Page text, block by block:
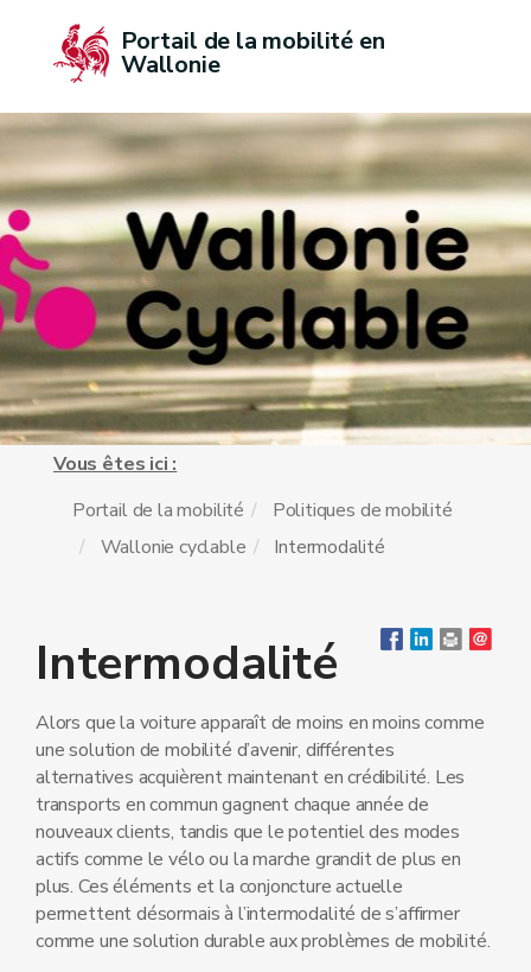
Portail de la mobilité en
Wallonie
Vous êtes ici :
Portail de la mobilité
Politiques de mobilité
Wallonie cyclable
Intermodalité
Intermodalité
Alors que la voiture apparaît de moins en moins comme
une solution de mobilité d’avenir, différentes
alternatives acquièrent maintenant en crédibilité. Les
transports en commun gagnent chaque année de
nouveaux clients, tandis que le potentiel des modes
actifs comme le vélo ou la marche grandit de plus en
plus. Ces éléments et la conjoncture actuelle
permettent désormais à l’intermodalité de s’affirmer
comme une solution durable aux problèmes de mobilité.